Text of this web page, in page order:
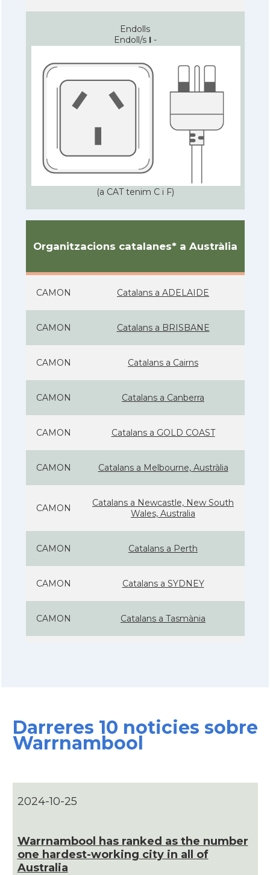
Endolls
Endoll/s I-
(a CAT tenim C i F)
Organitzacions catalanes* a Austràlia
CAMON Catalans a ADELAIDE
CAMON Catalans a BRISBANE
CAMON Catalans a Cairns
CAMON Catalans a Canberra
CAMON Catalans a GOLD COAST
CAMON Catalans a Melbourne, Austràlia
CAMON
Catalans a Newcastle, New South
Wales, Australia
CAMON Catalans a Perth
CAMON Catalans a SYDNEY
CAMON Catalans a Tasmània
Casal Casal Català de Victòria
* + ambaixades i consolats
Darreres 10 noticies sobre
Warrnambool
2024-10-25
Warrnambool has ranked as the number
one hardest-working city in all of
Australia